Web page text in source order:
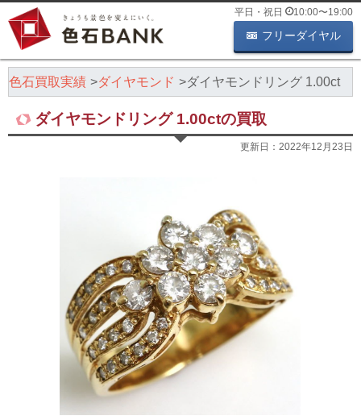
平日・祝日 10:00〜19:00
フリーダイヤル
色石買取実績 ダイヤモンド ダイヤモンドリング 1.00ct
ダイヤモンドリング 1.00ctの買取
更新日： 2022年12月23日